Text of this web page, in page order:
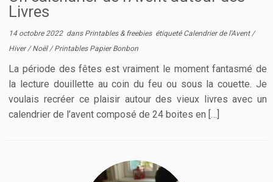
Livres
14 octobre 2022dans Printables & freebies étiqueté Calendrier de l'Avent /
Hiver/Noël /Printables Papier Bonbon
La période des fêtes est vraiment le moment fantasmé de
la lecture douillette au coin du feu ou sous la couette. Je
voulais recréer ce plaisir autour des vieux livres avec un
calendrier de l’avent composé de 24 boites en […]